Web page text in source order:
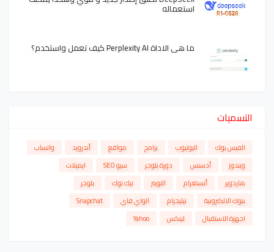
استعماله
ما هي الاداة Perplexity AI كيف تعمل واستخدم؟
التسميات
الفيس بوك اليوتيوب برامج مواقع أندرويد
واتساب
ويندوز
أدسنس دورة بلوجر سيو SEO
ايميلات
هاردوير
أنستغرام التويتر تيك توك
بلوجر
بنوك الالكترونية
تيليجرام الواي فاي
Snapchat
اجهزة الاستقبال
لينكس Yahoo